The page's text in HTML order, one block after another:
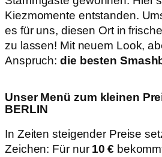
Kiezmomente entstanden.
es für uns, diesen Ort in
zu lassen! Mit neuem Look,
Anspruch:die besten
Unser Menü zum kleinen
BERLIN
In Zeiten steigender Preise
Zeichen: Für nur 10 €